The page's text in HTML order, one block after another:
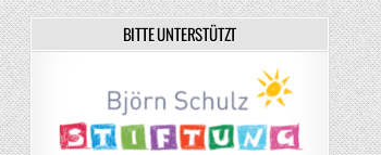
BITTE UNTERSTÜTZT